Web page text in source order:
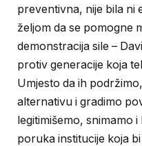
preventivna, nije bila ni
željom da se pomogne
demonstracija sile –
protiv generacije koja
Umjesto da ih
alternativu i gradimo
legitimišemo, snimamo
poruka institucije koja